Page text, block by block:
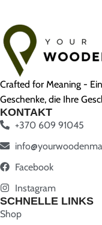
Crafted for Meaning -
Geschenke, die Ihre
KONTAKT
+370 609 91045
Facebook
Instagram
SCHNELLE LINKS
Shop